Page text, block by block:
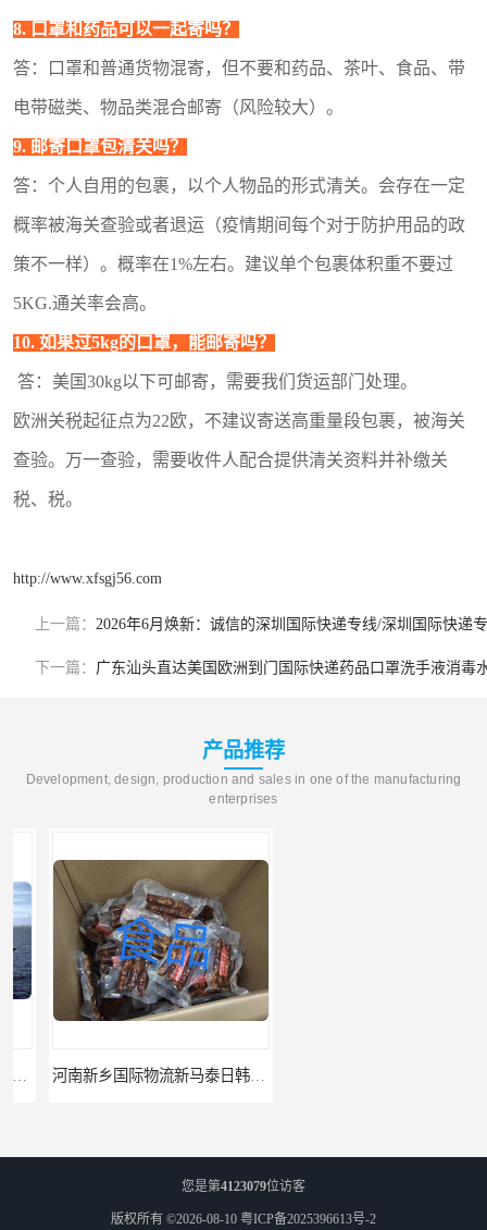
8. 口罩和药品可以一起寄吗？
答：口罩和普通货物混寄，但不要和药品、茶叶、食品、带
电带磁类、物品类混合邮寄（风险较大）。
9. 邮寄口罩包清关吗？
答：个人自用的包裹，以个人物品的形式清关。会存在一定
概率被海关查验或者退运（疫情期间每个对于防护用品的政
策不一样）。概率在1%左右。 建议单个包裹体积重不要过
5KG.通关率会高。
10. 如果过5kg的口罩，能邮寄吗？
答：美国30kg以下可邮寄，需要我们货运部门处理。
欧洲关税起征点为22欧，不建议寄送高重量段包裹，被海关
查验。 万一查验，需要收件人配合提供清关资料并补缴关
税、税。
http://www.xfsgj56.com
上一篇： 2026年6月焕新：诚信的深圳国际快递专线/深圳国际快递
下一篇： 广东汕头直达美国欧洲到门国际快递药品口罩洗手液消毒
产品推荐
Development, design, production and sales in one of the manufacturing
enterprises
河南新乡国际物流新马泰日韩菲律宾老挝缅甸印尼柬埔寨双清包税
您是第4123079位访客
版权所有 ©2026-08-10 粤ICP备2025396613号-2